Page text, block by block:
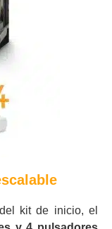
kit de inicio, el